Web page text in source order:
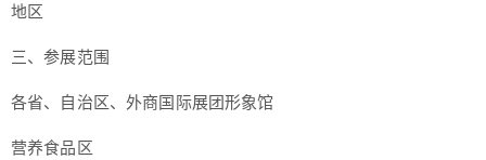
地区
三、参展范围
各省、自治区、外商国际展团形象馆
营养食品区